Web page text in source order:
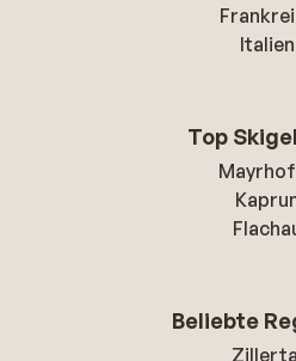
Italien
Top
Beliebte